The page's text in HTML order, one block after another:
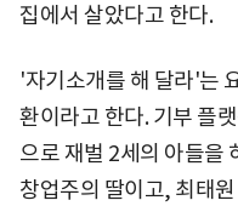
집에서 살았다고 한다.
'자기소개를 해 달라'는
환이라고 한다. 기부 플
으로 재벌 2세의 아들을
창업주의 딸이고, 최태